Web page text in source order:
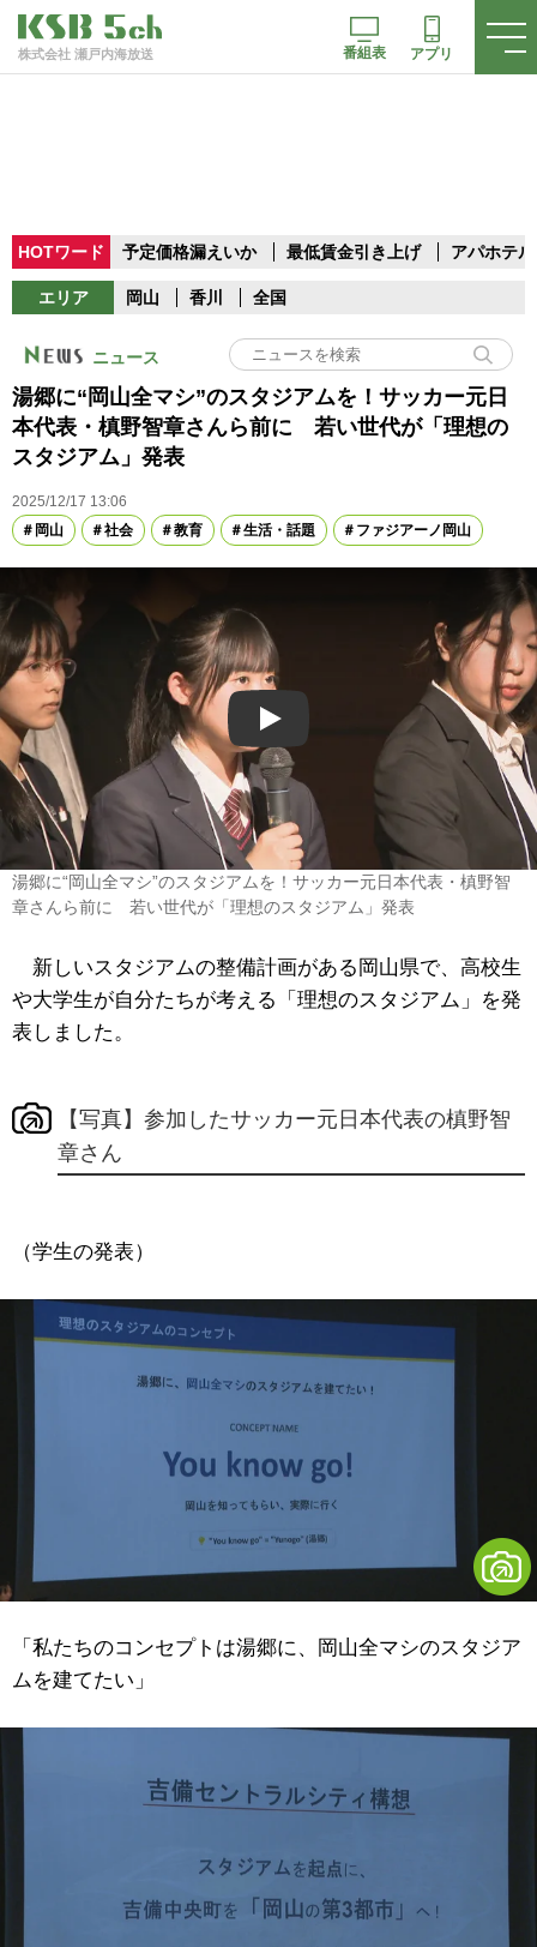
株式会社 瀬戸内海放送 番組表 アプリ
HOTワード 予定価格漏えいか 最低賃金引き上げ アパホテル
エリア 岡山 香川 全国
ニュース
湯郷に“岡山全マシ”のスタジアムを！サッカー元日
本代表・槙野智章さんら前に 若い世代が「理想の
スタジアム」発表
2025/12/17 13:06
岡山
社会 教育 生活・話題 ファジアーノ岡山
Play
湯郷に“岡山全マシ”のスタジアムを！サッカー元日本代表・槙野智
章さんら前に 若い世代が「理想のスタジアム」発表
新しいスタジアムの整備計画がある岡山県で、高校生
や大学生が自分たちが考える「理想のスタジアム」を発
表しました。
【写真】参加したサッカー元日本代表の槙野智
章さん
（学生の発表）
「私たちのコンセプトは湯郷に、岡山全マシのスタジア
ムを建てたい」